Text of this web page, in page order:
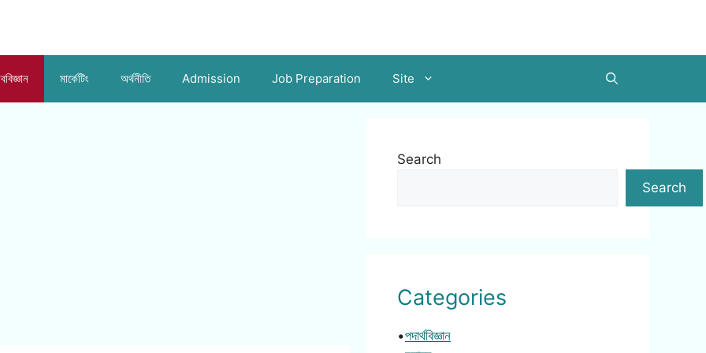
মার্কেটিং অর্থনীতি Admission Job Preparation Site
Search
Search
Categories
•পদার্থবিজ্ঞান